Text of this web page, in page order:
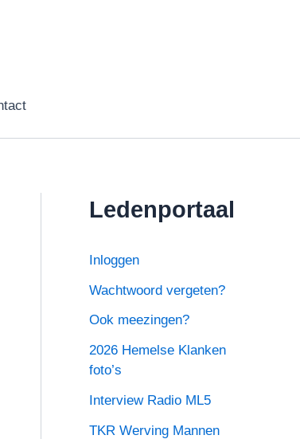
Ledenportaal
Inloggen
Wachtwoord vergeten?
Ook meezingen?
2026 Hemelse Klanken
foto’s
Interview Radio ML5
TKR Werving Mannen